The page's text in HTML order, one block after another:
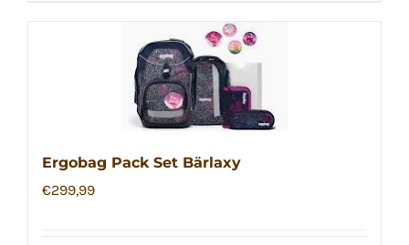
Ergobag Pack Set Bärlaxy
€299,99